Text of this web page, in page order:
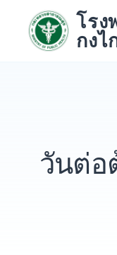
content
โรง
กงไ
วันต่อ